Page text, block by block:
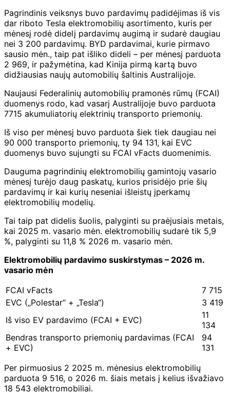
Pagrindinis veiksnys buvo pardavimų padidėjimas iš vis
dar riboto Tesla elektromobilių asortimento, kuris per
mėnesį rodė didelį pardavimų augimą ir sudarė daugiau
nei 3 200 pardavimų. BYD pardavimai, kurie pirmavo
sausio mėn., taip pat išliko dideli – per mėnesį parduota
2 969, ir pažymėtina, kad Kinija pirmą kartą buvo
didžiausias naujų automobilių šaltinis Australijoje.
Naujausi Federalinių automobilių pramonės rūmų (FCAI)
duomenys rodo, kad vasarį Australijoje buvo parduota
7715 akumuliatorių elektrinių transporto priemonių.
Iš viso per mėnesį buvo parduota šiek tiek daugiau nei
90 000 transporto priemonių, ty 94 131, kai EVC
duomenys buvo sujungti su FCAI vFacts duomenimis.
Dauguma pagrindinių elektromobilių gamintojų vasario
mėnesį turėjo daug paskatų, kurios prisidėjo prie šių
pardavimų ir kai kurių neseniai išleistų įperkamų
elektromobilių modelių.
Tai taip pat didelis šuolis, palyginti su praėjusiais metais,
kai 2025 m. vasario mėn. elektromobilių sudarė tik 5,9
%, palyginti su 11,8 % 2026 m. vasario mėn.
Elektromobilių pardavimo suskirstymas – 2026 m.
vasario mėn
FCAI vFacts
7 715
EVC („Polestar“ + „Tesla“)
3 419
Iš viso EV pardavimo (FCAI + EVC)
11
134
Bendras transporto priemonių pardavimas (FCAI
+ EVC)
94
131
Per pirmuosius 2 2025 m. mėnesius elektromobilių
parduota 9 516, o 2026 m. šiais metais į kelius išvažiavo
18 543 elektromobiliai.